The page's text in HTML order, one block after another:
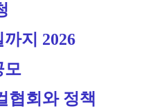
지 2026
모
협회와 정책